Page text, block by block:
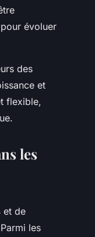
évoluer
des
et
flexible,
les
et de
les